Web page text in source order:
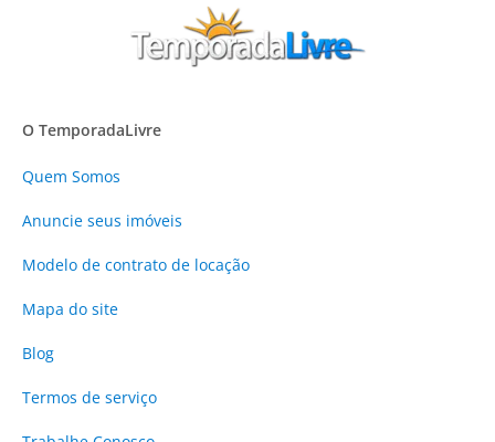
O TemporadaLivre
Quem Somos
Anuncie seus imóveis
Modelo de contrato de locação
Mapa do site
Blog
Termos de serviço